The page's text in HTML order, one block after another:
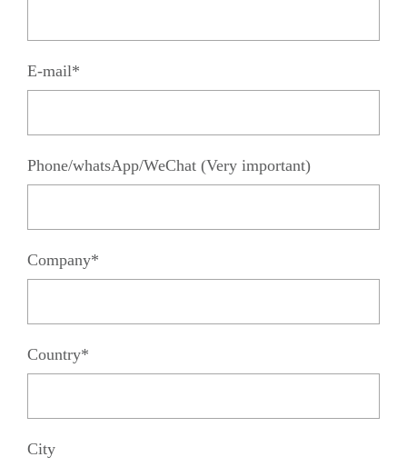
E-mail*
Phone/whatsApp/WeChat (Very important)
Company*
Country*
City